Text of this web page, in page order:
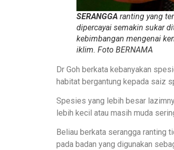
SERANGGA ranting yang
dipercayai semakin sukar
kebimbangan mengenai
iklim. Foto BERNAMA
Dr Goh berkata kebanyakan
habitat bergantung kepada saiz
Spesies yang lebih besar
lebih kecil atau masih muda
Beliau berkata serangga ranting
pada badan yang digunakan